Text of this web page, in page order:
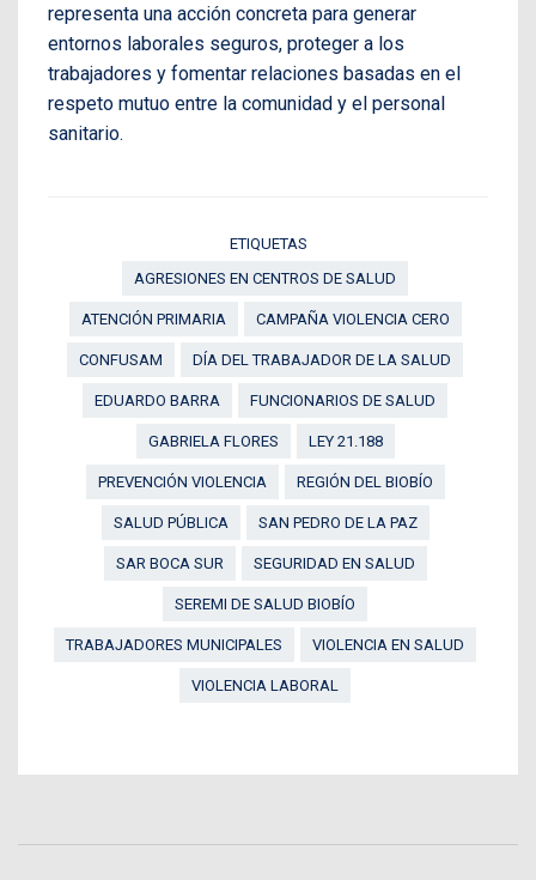
representa una acción concreta para generar
entornos laborales seguros, proteger a los
trabajadores y fomentar relaciones basadas en el
respeto mutuo entre la comunidad y el personal
sanitario.
ETIQUETAS
AGRESIONES EN CENTROS DE SALUD
ATENCIÓN PRIMARIA CAMPAÑA VIOLENCIA CERO
CONFUSAM DÍA DEL TRABAJADOR DE LA SALUD
EDUARDO BARRA FUNCIONARIOS DE SALUD
GABRIELA FLORES LEY 21.188
PREVENCIÓN VIOLENCIA REGIÓN DEL BIOBÍO
SALUD PÚBLICA SAN PEDRO DE LA PAZ
SAR BOCA SUR SEGURIDAD EN SALUD
SEREMI DE SALUD BIOBÍO
TRABAJADORES MUNICIPALES VIOLENCIA EN SALUD
VIOLENCIA LABORAL